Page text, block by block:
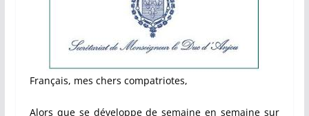
Français, mes chers compatriotes,
Alors que se développe de semaine en semaine sur